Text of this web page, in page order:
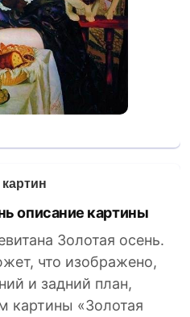
описание картины
Золотая осень.
что изображено,
и задний план,
картины «Золотая